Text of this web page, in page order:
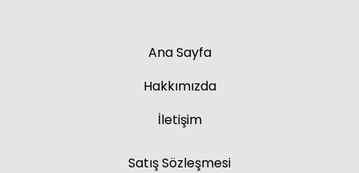
Ana Sayfa
Hakkımızda
İletişim
Satış Sözleşmesi